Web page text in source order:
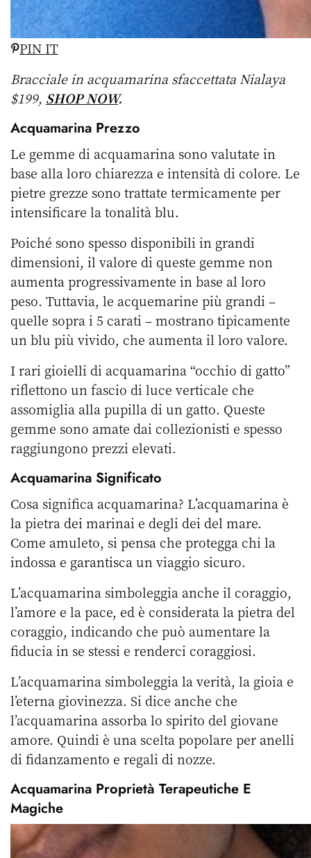
PIN IT
Bracciale in acquamarina sfaccettata Nialaya
$199, SHOP NOW.
Acquamarina Prezzo
Le gemme di acquamarina sono valutate in
base alla loro chiarezza e intensità di colore. Le
pietre grezze sono trattate termicamente per
intensificare la tonalità blu.
Poiché sono spesso disponibili in grandi
dimensioni, il valore di queste gemme non
aumenta progressivamente in base al loro
peso. Tuttavia, le acquemarine più grandi –
quelle sopra i 5 carati – mostrano tipicamente
un blu più vivido, che aumenta il loro valore.
I rari gioielli di acquamarina “occhio di gatto”
riflettono un fascio di luce verticale che
assomiglia alla pupilla di un gatto. Queste
gemme sono amate dai collezionisti e spesso
raggiungono prezzi elevati.
Acquamarina Significato
Cosa significa acquamarina? L’acquamarina è
la pietra dei marinai e degli dei del mare.
Come amuleto, si pensa che protegga chi la
indossa e garantisca un viaggio sicuro.
L’acquamarina simboleggia anche il coraggio,
l’amore e la pace, ed è considerata la pietra del
coraggio, indicando che può aumentare la
fiducia in se stessi e renderci coraggiosi.
L’acquamarina simboleggia la verità, la gioia e
l’eterna giovinezza. Si dice anche che
l’acquamarina assorba lo spirito del giovane
amore. Quindi è una scelta popolare per anelli
di fidanzamento e regali di nozze.
Acquamarina Proprietà Terapeutiche E
Magiche